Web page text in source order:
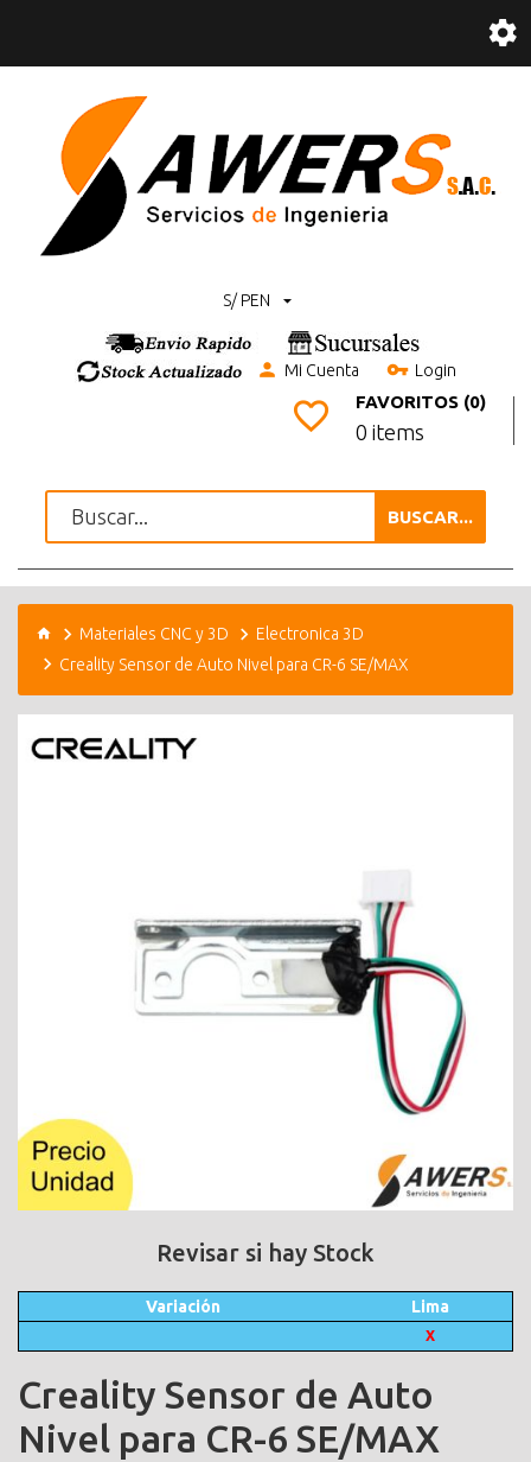
S/ PEN
Mi Cuenta Login
FAVORITOS (0)
0 items
BUSCAR...
Materiales CNC y 3D
Electronica 3D
Creality Sensor de Auto Nivel para CR-6 SE/MAX
Revisar si hay Stock
Variación Lima
X
Creality Sensor de Auto
Nivel para CR-6 SE/MAX